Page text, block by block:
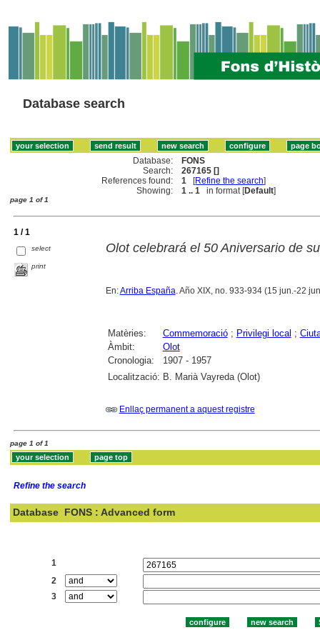
Database search
Database:
FONS
Search:
267165 []
References found:
1 [Refine the search]
Showing:
1 .. 1 in format [Default]
page 1 of 1
1 / 1
select
print
Olot celebrará el 50 Aniversario de
En:Arriba España. Año XIX, no. 933-934 (15 jun.-22
Matèries: Commemoració; Privilegi local ;
Àmbit:
Olot
Cronologia:
1907 - 1957
Localització: B. Marià Vayreda (Olot)
Enllaç permanent a aquest registre
page 1 of 1
Refine the search
Database FONS : Advanced form
1
2
3